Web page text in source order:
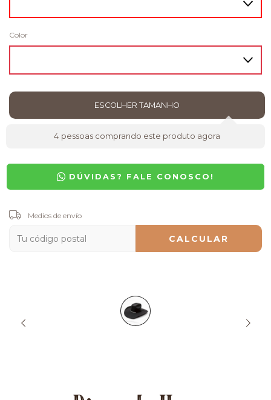
Color
4 pessoas comprando este produto agora
DÚVIDAS? FALE CONOSCO!
Entregas para el CP:
Medios de envío
CALCULAR